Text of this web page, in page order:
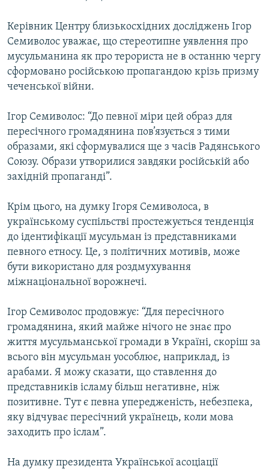
Керівник Центру близькосхідних досліджень Ігор
Семиволос уважає, що стереотипне уявлення про
мусульманина як про терориста не в останню чергу
сформовано російською пропагандою крізь призму
чеченської війни.
Ігор Семиволос: “До певної міри цей образ для
пересічного громадянина пов’язується з тими
образами, які сформувалися ще з часів Радянського
Союзу. Образи утворилися завдяки російській або
західній пропаганді”.
Крім цього, на думку Ігоря Семиволоса, в
українському суспільстві простежується тенденція
до ідентифікації мусульман із представниками
певного етносу. Це, з політичних мотивів, може
бути використано для роздмухування
міжнаціональної ворожнечі.
Ігор Семиволос продовжує: “Для пересічного
громадянина, який майже нічого не знає про
життя мусульманської громади в Україні, скоріш за
всього він мусульман уособлює, наприклад, із
арабами. Я можу сказати, що ставлення до
представників ісламу більш негативне, ніж
позитивне. Тут є певна упередженість, небезпека,
яку відчуває пересічний українець, коли мова
заходить про іслам”.
На думку президента Української асоціації